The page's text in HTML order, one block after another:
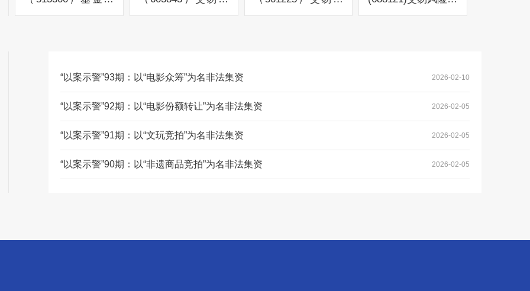
易风险提示公告
险提示公告
险提示公告
示公告
“以案示警”93期：以“电影众筹”为名非法集资 2026-02-10
“以案示警”92期：以“电影份额转让”为名非法集资 2026-02-05
“以案示警”91期：以“文玩竞拍”为名非法集资 2026-02-05
“以案示警”90期：以“非遗商品竞拍”为名非法集资 2026-02-05